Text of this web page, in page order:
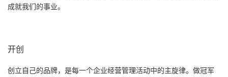
成就我们的事业。
开创
创立自己的品牌，是每一个企业经营管理活动中的主旋律。做冠军